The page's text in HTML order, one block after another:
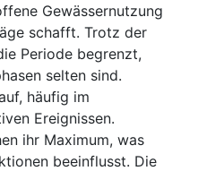
Gewässernutzung
schafft. Trotz der
Periode begrenzt,
selten sind.
häufig im
Ereignissen.
ihr Maximum, was
beeinflusst. Die